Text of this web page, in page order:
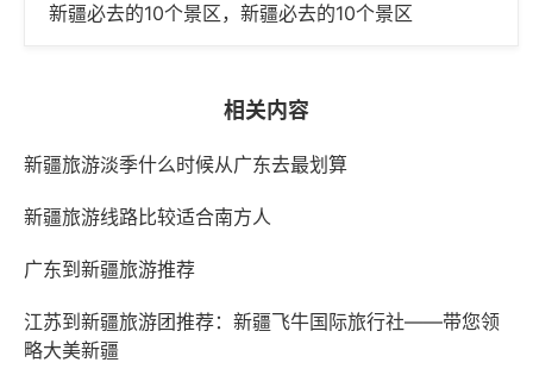
新疆必去的10个景区，新疆必去的10个景区
相关内容
新疆旅游淡季什么时候从广东去最划算
新疆旅游线路比较适合南方人
广东到新疆旅游推荐
江苏到新疆旅游团推荐：新疆飞牛国际旅行社——带您领
略大美新疆